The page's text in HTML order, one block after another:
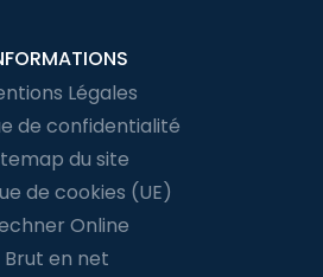
Légales
de confidentialité
du site
de cookies (UE)
Online
Brut en net